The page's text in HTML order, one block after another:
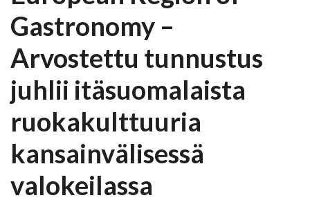
Gastronomy –
Arvostettu tunnustus
juhlii itäsuomalaista
ruokakulttuuria
kansainvälisessä
valokeilassa